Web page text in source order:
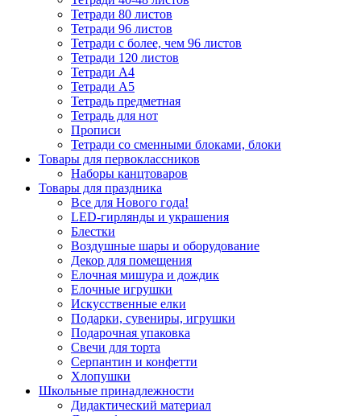
Тетради 80 листов
Тетради 96 листов
Тетради с более, чем 96 листов
Тетради 120 листов
Тетради А4
Тетради А5
Тетрадь предметная
Тетрадь для нот
Прописи
Тетради со сменными блоками, блоки
Товары для первоклассников
Наборы канцтоваров
Товары для праздника
Все для Нового года!
LED-гирлянды и украшения
Блестки
Воздушные шары и оборудование
Декор для помещения
Елочная мишура и дождик
Елочные игрушки
Искусственные елки
Подарки, сувениры, игрушки
Подарочная упаковка
Свечи для торта
Серпантин и конфетти
Хлопушки
Школьные принадлежности
Дидактический материал